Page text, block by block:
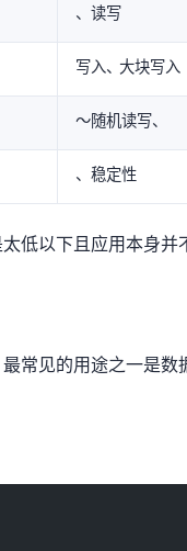
SEQ1M/Q1、SEQ1M/Q8读写
SEQ1M写入、ATTO大块写入
4K～64K 随机读写、IOPS
RND4K/Q32、IOPS 稳定性
s以下)且应用本
最常见的用途之一是数